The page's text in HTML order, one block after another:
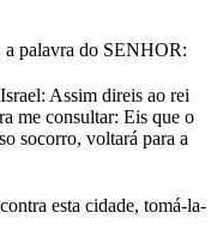
a palavra do SENHOR:
Assim direis ao rei
me consultar: Eis que o
socorro, voltará para a
esta cidade, tomá-la-